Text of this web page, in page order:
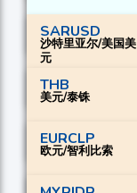
SARUSD
沙特里亚尔/美国美
元
THB
美元/泰铢
EURCLP
欧元/智利比索